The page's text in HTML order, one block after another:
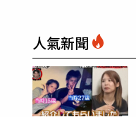
人氣新聞